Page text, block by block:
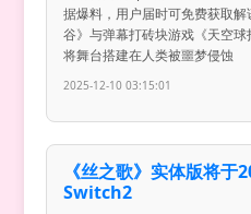
据爆料，用户届时可免费获取
谷》与弹幕打砖块游戏《天空球
将舞台搭建在人类被噩梦侵蚀
2025-12-10 03:15:01
《丝之歌》实体版将于
Switch2